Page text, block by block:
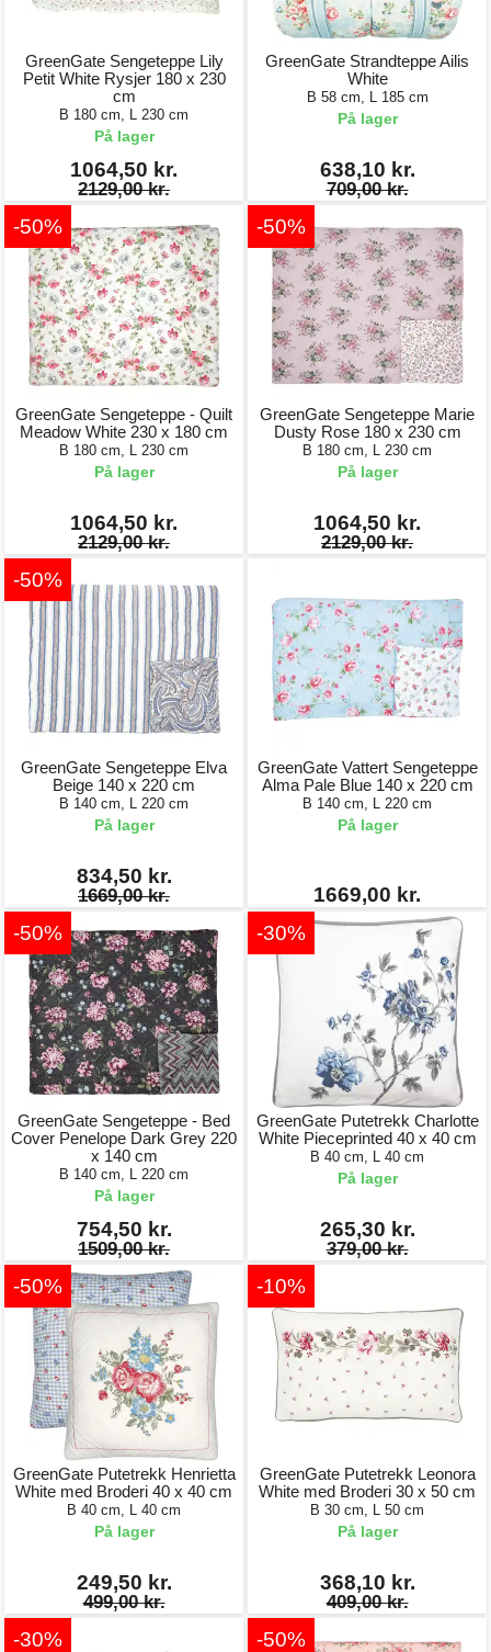
GreenGate Sengeteppe Lily
Petit White Rysjer 180 x 230
cm
B 180 cm, L 230 cm
På lager
1064,50 kr.
2129,00 kr.
GreenGate Strandteppe Ailis
White
B 58 cm, L 185 cm
På lager
638,10 kr.
709,00 kr.
-50%
GreenGate Sengeteppe - Quilt
Meadow White 230 x 180 cm
B 180 cm, L 230 cm
På lager
1064,50 kr.
2129,00 kr.
-50%
GreenGate Sengeteppe Marie
Dusty Rose 180 x 230 cm
B 180 cm, L 230 cm
På lager
1064,50 kr.
2129,00 kr.
-50%
GreenGate Sengeteppe Elva
Beige 140 x 220 cm
B 140 cm, L 220 cm
På lager
834,50 kr.
1669,00 kr.
GreenGate Vattert Sengeteppe
Alma Pale Blue 140 x 220 cm
B 140 cm, L 220 cm
På lager
1669,00 kr.
-50%
GreenGate Sengeteppe - Bed
Cover Penelope Dark Grey 220
x 140 cm
B 140 cm, L 220 cm
På lager
754,50 kr.
1509,00 kr.
-30%
GreenGate Putetrekk Charlotte
White Pieceprinted 40 x 40 cm
B 40 cm, L 40 cm
På lager
265,30 kr.
379,00 kr.
-50%
GreenGate Putetrekk Henrietta
White med Broderi 40 x 40 cm
B 40 cm, L 40 cm
På lager
249,50 kr.
499,00 kr.
-10%
GreenGate Putetrekk Leonora
White med Broderi 30 x 50 cm
B 30 cm, L 50 cm
På lager
368,10 kr.
409,00 kr.
-30% -50%